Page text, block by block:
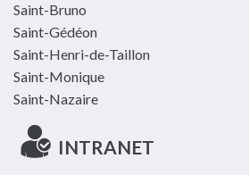
Saint-Bruno
Saint-Gédéon
Saint-Henri-de-Taillon
Saint-Monique
Saint-Nazaire
INTRANET